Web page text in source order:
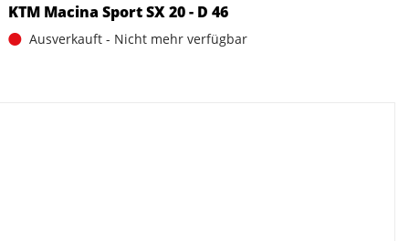
KTM Macina Sport SX 20 - D 46
Ausverkauft - Nicht mehr verfügbar